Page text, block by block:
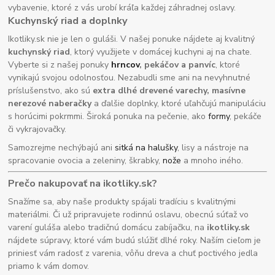
vybavenie, ktoré z vás urobí kráľa každej záhradnej oslavy.
Kuchynský riad a doplnky
Ikotliky.sk nie je len o guláši. V našej ponuke nájdete aj kvalitný
kuchynský riad, ktorý využijete v domácej kuchyni aj na chate.
Vyberte si z našej ponuky hrncov, pekáčov a panvíc, ktoré
vynikajú svojou odolnosťou. Nezabudli sme ani na nevyhnutné
príslušenstvo, ako sú extra dlhé drevené varechy, masívne
nerezové naberačkya ďalšie doplnky, ktoré uľahčujú manipuláciu
s horúcimi pokrmmi. Široká ponuka na pečenie, akoformy, pekáče
či vykrajovačky.
Samozrejme nechýbajú anisitká na halušky, lisy a nástroje na
spracovanie ovocia a zeleniny, škrabky,nože a mnoho iného.
Prečo nakupovať na ikotliky.sk?
Snažíme sa, aby naše produkty spájali tradíciu s kvalitnými
materiálmi. Či už pripravujete rodinnú oslavu, obecnú súťaž vo
varení guláša alebo tradičnú domácu zabíjačku, na ikotliky.sk
nájdete súpravy, ktoré vám budú slúžiť dlhé roky. Naším cieľom je
priniesť vám radosť z varenia, vôňu dreva a chuť poctivého jedla
priamo k vám domov.